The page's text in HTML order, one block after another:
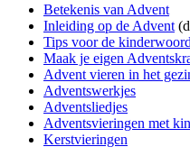
Betekenis van Advent
Inleiding op de Advent
Tips voor de
Maak je eigen
Advent vieren in het
Adventswerkjes
Adventsliedjes
Adventsvieringen met
Kerstvieringen